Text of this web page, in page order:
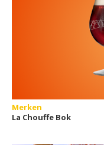
Merken
La Chouffe Bok